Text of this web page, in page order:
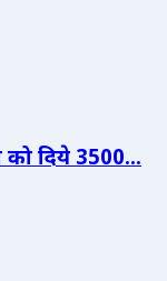
दिये 3500...